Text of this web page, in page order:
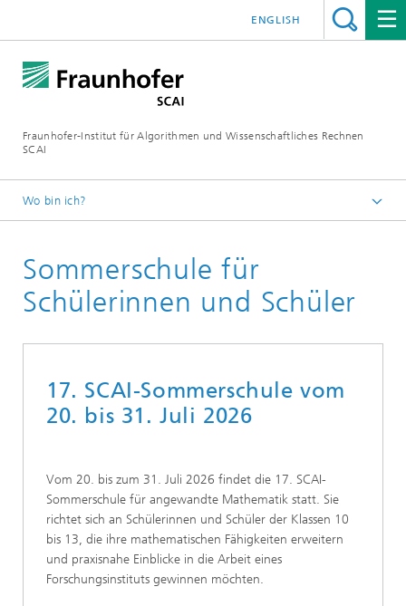
Fraunhofer-Institut für Algorithmen und Wissenschaftliches Rechnen
SCAI
ENGLISH
Wo bin ich?
Sommerschule für
Schülerinnen und Schüler
17. SCAI-Sommerschule vom
20. bis 31. Juli 2026
Vom 20. bis zum 31. Juli 2026 findet die 17. SCAI-
Sommerschule für angewandte Mathematik statt. Sie
richtet sich an Schülerinnen und Schüler der Klassen 10
bis 13, die ihre mathematischen Fähigkeiten erweitern
und praxisnahe Einblicke in die Arbeit eines
Forschungsinstituts gewinnen möchten.